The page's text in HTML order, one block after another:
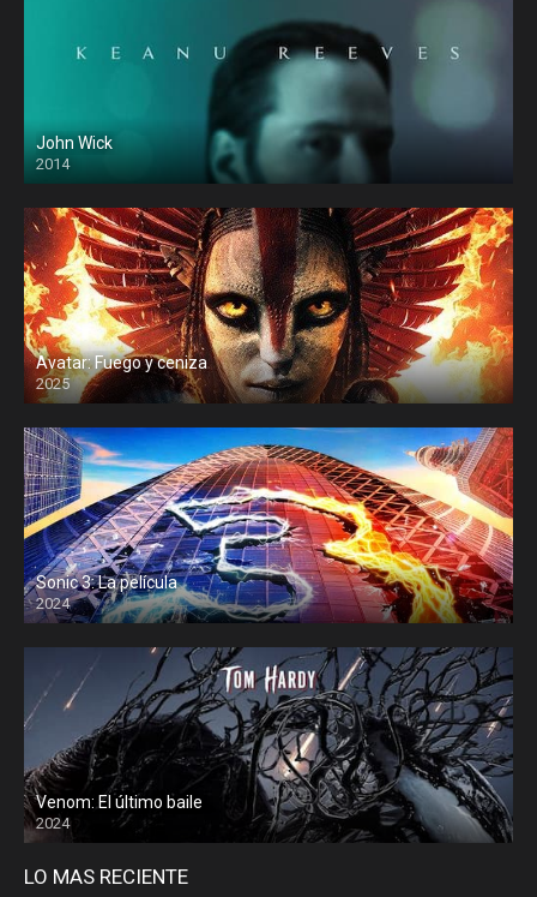
John Wick
2014
Avatar: Fuego y ceniza
2025
Sonic 3: La película
2024
Venom: El último baile
2024
LO MAS RECIENTE